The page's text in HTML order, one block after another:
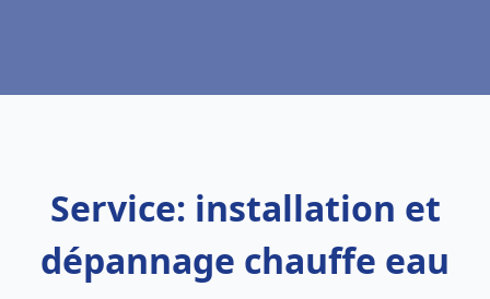
Service: installation et
dépannage chauffe eau